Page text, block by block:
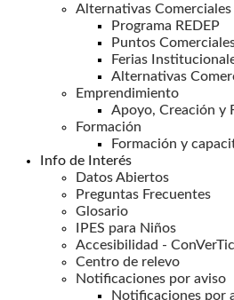
Alternativas Comerciales
Programa REDEP
Puntos
Ferias
Alternativas
Emprendimiento
Apoyo, Creación y
Formación
Formación y
Info de Interés
Datos Abiertos
Preguntas Frecuentes
Glosario
IPES para Niños
Accesibilidad - ConVerTic
Centro de relevo
Notificaciones por aviso
Notificaciones por